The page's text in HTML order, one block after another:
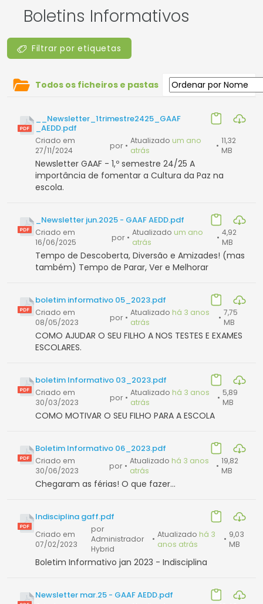
Boletins Informativos
Filtrar por etiquetas
Todos os ficheiros e pastas
__Newsletter_1trimestre2425_GAAF
_AEDD.pdf
Criado em
27/11/2024
por • Atualizado um ano
atrás
• 11,32
MB
Newsletter GAAF - 1,º semestre 24/25 A
importância de fomentar a Cultura da Paz na
escola.
_Newsletter jun.2025 - GAAF AEDD.pdf
Criado em
16/06/2025
por • Atualizado um ano
atrás
• 4,92
MB
Tempo de Descoberta, Diversão e Amizades! (mas
também) Tempo de Parar, Ver e Melhorar
boletim informativo 05_2023.pdf
Criado em
08/05/2023
por • Atualizado há 3 anos
atrás
• 7,75
MB
COMO AJUDAR O SEU FILHO A NOS TESTES E EXAMES
ESCOLARES.
boletim Informativo 03_2023.pdf
Criado em
30/03/2023
por • Atualizado há 3 anos
atrás
• 5,89
MB
COMO MOTIVAR O SEU FILHO PARA A ESCOLA
Boletim Informativo 06_2023.pdf
Criado em
30/06/2023
por • Atualizado há 3 anos
atrás
• 19,82
MB
Chegaram as férias! O que fazer...
Indisciplina gaff.pdf
Criado em
07/02/2023
por
Administrador
Hybrid
• Atualizado há 3
anos atrás
• 9,03
MB
Boletim Informativo jan 2023 - Indisciplina
Newsletter mar.25 - GAAF AEDD.pdf